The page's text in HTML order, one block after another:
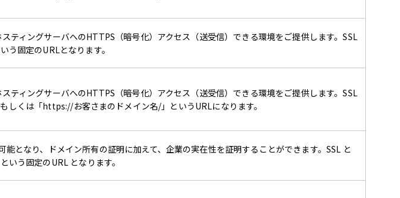
ティングサーバへのHTTPS（暗号化）アクセス（送受信）できる環境をご提供します。SSL
固定のURLとなります。
ティングサーバへのHTTPS（暗号化）アクセス（送受信）できる環境をご提供します。SSL
くは「https://お客さまのドメイン名/」というURLになります。
となり、ドメイン所有の証明に加えて、企業の実在性を証明することができます。SSL と
う固定のURL となります。